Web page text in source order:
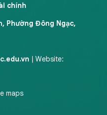
chính
Phường Đông Ngạc,
| Website:
maps